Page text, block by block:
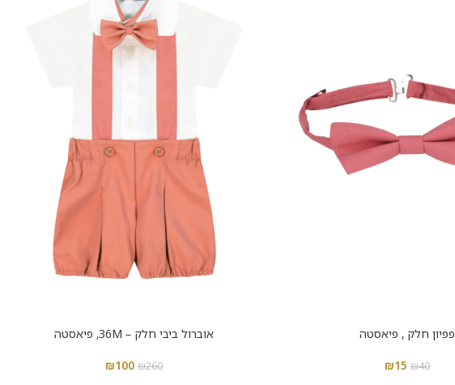
פפיון חלק , פיאסטה
₪40
₪15
אוברול ביבי חלק – 36M, פיאסטה
₪260
₪100